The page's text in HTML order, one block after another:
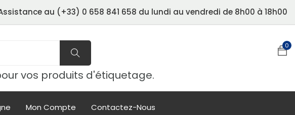
au (+33) 0 658 841 658 du lundi au vendredi de 8h00 à 18h00
vos produits d'étiquetage.
0
Mon Compte Contactez-Nous